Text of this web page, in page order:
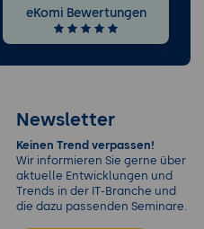
eKomi Bewertungen
Newsletter
Keinen Trend verpassen!
Wir informieren Sie gerne über
aktuelle Entwicklungen und
Trends in der IT-Branche und
die dazu passenden Seminare.